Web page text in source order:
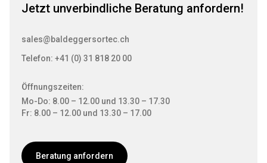
Jetzt unverbindliche Beratung anfordern!
sales@baldeggersortec.ch
Telefon: +41 (0) 31 818 20 00
Öffnungszeiten:
Mo-Do: 8.00 – 12.00 und 13.30 – 17.30
Fr: 8.00 – 12.00 und 13.30 – 17.00
Beratung anfordern